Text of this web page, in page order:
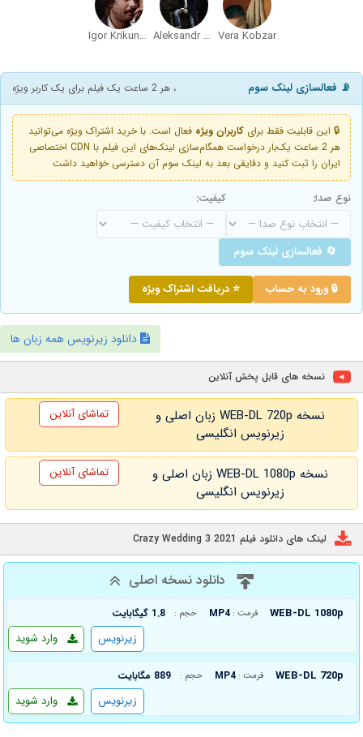
Vera Kobzar
Aleksandr Kobzar
Igor Krikunov
📡 فعالسازی لینک سوم ، هر 2 ساعت یک فیلم برای یک کاربر ویژه
🔒 این قابلیت فقط برای کاربران ویژه فعال است. با خرید اشتراک ویژه می‌توانید
هر 2 ساعت یک‌بار درخواست همگام‌سازی لینک‌های این فیلم با CDN اختصاصی
ایران را ثبت کنید و دقایقی بعد به لینک سوم آن دسترسی خواهید داشت
نوع صدا: کیفیت:
🔄 فعالسازی لینک سوم
🔒 ورود به حساب ⭐ دریافت اشتراک ویژه
دانلود زیرنویس همه زبان ها
نسخه های قابل پخش آنلاین
نسخه WEB-DL 720p زبان اصلی و
زیرنویس انگلیسی
تماشای آنلاین
نسخه WEB-DL 1080p زبان اصلی و
زیرنویس انگلیسی
تماشای آنلاین
لینک های دانلود فیلم Crazy Wedding 3 2021
دانلود نسخه اصلی
WEB-DL 1080p فرمت : MP4 حجم : 1.8 گیگابایت
وارد شوید زیرنویس
WEB-DL 720p فرمت : MP4 حجم : 889 مگابایت
وارد شوید زیرنویس